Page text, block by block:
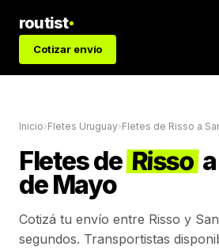
routist
Cotizar envío
Inicio›Fletes Uruguay›Fletes de Risso a
Fletes de Risso a
de Mayo
Cotizá tu envío entre Risso y
segundos. Transportistas